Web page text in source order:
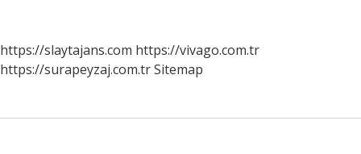
https://slaytajans.com https://vivago.com.tr
https://surapeyzaj.com.trSitemap